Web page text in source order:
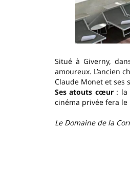
Situé à Giverny,
amoureux. L’ancien
Claude Monet et ses
Ses atouts cœur: la
cinéma privée fera
Le Domaine de la